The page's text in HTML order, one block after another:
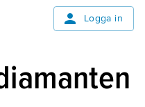
Logga in